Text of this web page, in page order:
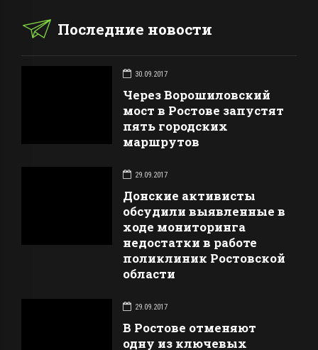
Последние новости
30.09.2017
Через Ворошиловский
мост в Ростове запустят
пять городских
маршрутов
29.09.2017
Донские активисты
обсудили выявленные в
ходе мониторинга
недостатки в работе
поликлиник Ростовской
области
29.09.2017
В Ростове отменяют
одну из ключевых